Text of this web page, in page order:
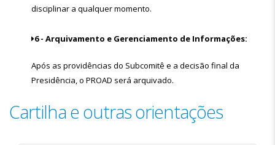
disciplinar a qualquer momento.
6 - Arquivamento e Gerenciamento de Informações:
Após as providências do Subcomitê e a decisão final da
Presidência, o PROAD será arquivado. ‌
Cartilha e outras orientações